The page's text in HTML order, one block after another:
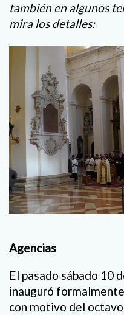
también en algunos
mira los detalles:
Agencias
El pasado sábado 10
inauguró
con motivo del